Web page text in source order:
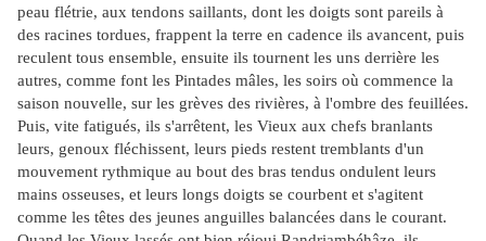
peau flétrie, aux tendons saillants, dont les doigts sont pareils à
des racines tordues, frappent la terre en cadence ils avancent, puis
reculent tous ensemble, ensuite ils tournent les uns derrière les
autres, comme font les Pintades mâles, les soirs où commence la
saison nouvelle, sur les grèves des rivières, à l'ombre des feuillées.
Puis, vite fatigués, ils s'arrêtent, les Vieux aux chefs branlants
leurs, genoux fléchissent, leurs pieds restent tremblants d'un
mouvement rythmique au bout des bras tendus ondulent leurs
mains osseuses, et leurs longs doigts se courbent et s'agitent
comme les têtes des jeunes anguilles balancées dans le courant.